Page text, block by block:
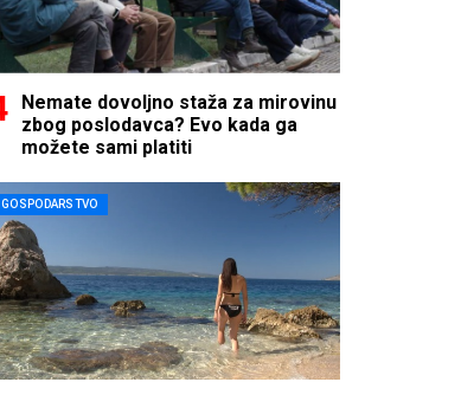
Nemate dovoljno staža za mirovinu
zbog poslodavca? Evo kada ga
možete sami platiti
GOSPODARSTVO